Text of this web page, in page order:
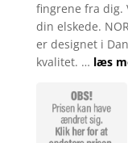
fingrene fra dig.
din elskede.
er designet i
kvalitet. … læs